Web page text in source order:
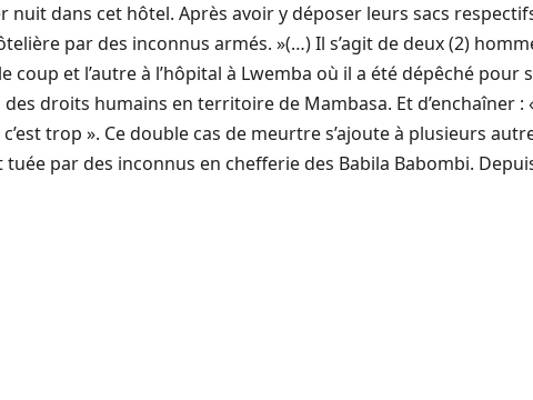
dans cet hôtel. Après avoir y déposer leurs sacs
par des inconnus armés. »(…) Il s’agit de deux (2)
coup et l’autre à l’hôpital à Lwemba où il a été dépêché pour
droits humains en territoire de Mambasa. Et d’enchaîner :
trop ». Ce double cas de meurtre s’ajoute à plusieurs
par des inconnus en chefferie des Babila Babombi.